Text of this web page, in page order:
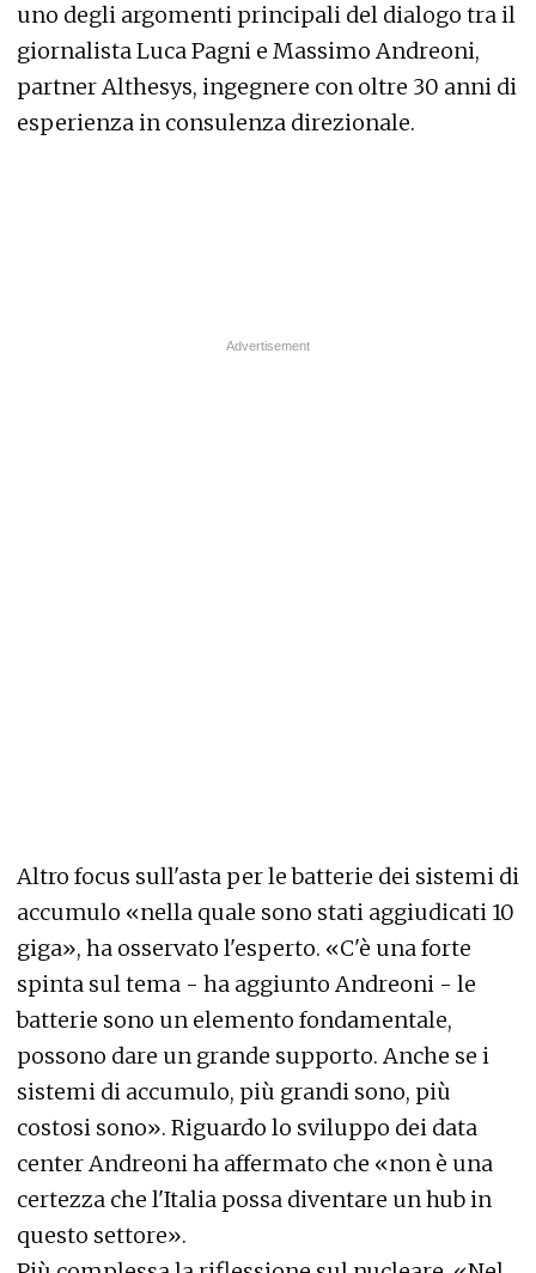
uno degli argomenti principali del dialogo tra il
giornalista Luca Pagni e Massimo Andreoni,
partner Althesys, ingegnere con oltre 30 anni di
esperienza in consulenza direzionale.
Altro focus sull'asta per le batterie dei sistemi di
accumulo «nella quale sono stati aggiudicati 10
giga», ha osservato l'esperto. «C'è una forte
spinta sul tema - ha aggiunto Andreoni - le
batterie sono un elemento fondamentale,
possono dare un grande supporto. Anche se i
sistemi di accumulo, più grandi sono, più
costosi sono». Riguardo lo sviluppo dei data
center Andreoni ha affermato che «non è una
certezza che l'Italia possa diventare un hub in
questo settore».